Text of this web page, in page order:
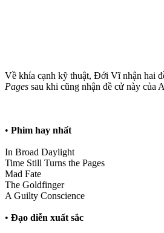
Về khía cạnh kỹ thuật, Đới Vĩ nhận hai
Pages sau khi cũng nhận đề cử này của
• Phim hay nhất
In Broad Daylight
Time Still Turns the Pages
Mad Fate
The Goldfinger
A Guilty Conscience
• Đạo diễn xuất sắc